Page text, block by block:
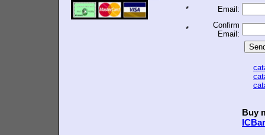
*
Email:
*
Confirm
Email:
Buy